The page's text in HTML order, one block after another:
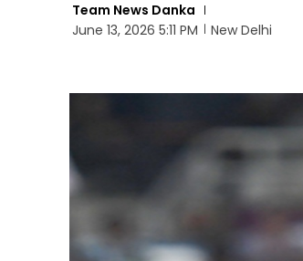
Team News Danka
June 13, 2026 5:11 PM
New Delhi